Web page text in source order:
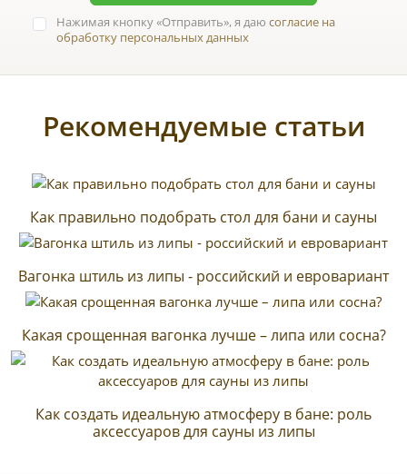
Нажимая кнопку Отправить , я даюсогласие на
обработку персональных данных
Рекомендуемые статьи
Как правильно подобрать стол для бани и сауны
Вагонка штиль из липы - российский и евровариант
Какая срощенная вагонка лучше – липа или сосна?
Как создать идеальную атмосферу в бане: роль
аксессуаров для сауны из липы